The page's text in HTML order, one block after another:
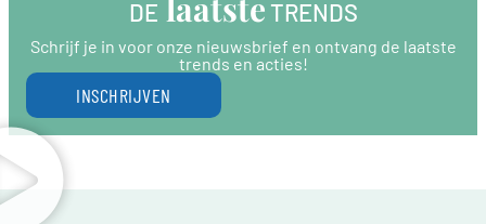
DE TRENDS
Schrijf je in voor onze nieuwsbrief en ontvang de laatste
trends en acties!
INSCHRIJVEN